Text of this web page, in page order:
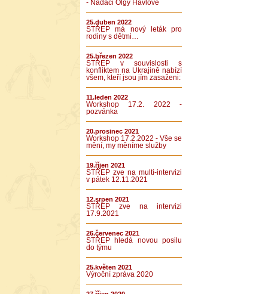
- Nadaci Olgy Havlové
25.duben 2022
STŘEP má nový leták pro
rodiny s dětmi…
25.březen 2022
STŘEP v souvislosti s
konfliktem na Ukrajině nabízí
všem, kteří jsou jím zasaženi:
11.leden 2022
Workshop 17.2. 2022 -
pozvánka
20.prosinec 2021
Workshop 17.2.2022 - Vše se
mění, my měníme služby
19.říjen 2021
STŘEP zve na multi-intervizi
v pátek 12.11.2021
12.srpen 2021
STŘEP zve na intervizi
17.9.2021
26.červenec 2021
STŘEP hledá novou posilu
do týmu
25.květen 2021
Výroční zpráva 2020